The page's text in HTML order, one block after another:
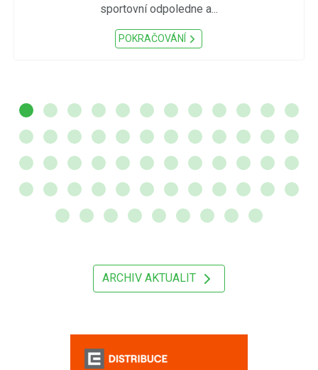
sportovní odpoledne a...
POKRAČOVÁNÍ
ARCHIV AKTUALIT